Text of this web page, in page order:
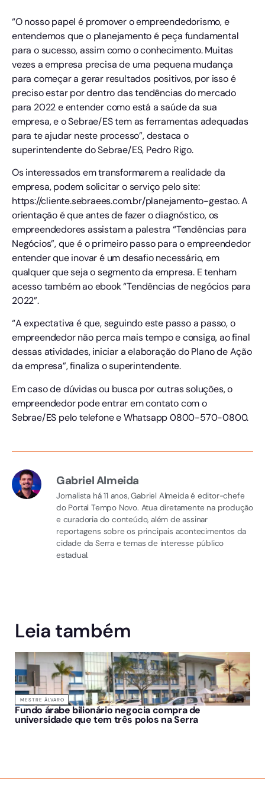
“O nosso papel é promover o empreendedorismo, e
entendemos que o planejamento é peça fundamental
para o sucesso, assim como o conhecimento. Muitas
vezes a empresa precisa de uma pequena mudança
para começar a gerar resultados positivos, por isso é
preciso estar por dentro das tendências do mercado
para 2022 e entender como está a saúde da sua
empresa, e o Sebrae/ES tem as ferramentas adequadas
para te ajudar neste processo”, destaca o
superintendente do Sebrae/ES, Pedro Rigo.
Os interessados em transformarem a realidade da
empresa, podem solicitar o serviço pelo site:
https://cliente.sebraees.com.br/planejamento-gestao. A
orientação é que antes de fazer o diagnóstico, os
empreendedores assistam a palestra “Tendências para
Negócios”, que é o primeiro passo para o empreendedor
entender que inovar é um desafio necessário, em
qualquer que seja o segmento da empresa. E tenham
acesso também ao ebook “Tendências de negócios para
2022”.
“A expectativa é que, seguindo este passo a passo, o
empreendedor não perca mais tempo e consiga, ao final
dessas atividades, iniciar a elaboração do Plano de Ação
da empresa”, finaliza o superintendente.
Em caso de dúvidas ou busca por outras soluções, o
empreendedor pode entrar em contato com o
Sebrae/ES pelo telefone e Whatsapp 0800-570-0800.
Gabriel Almeida
Jornalista há 11 anos, Gabriel Almeida é editor-chefe
do Portal Tempo Novo. Atua diretamente na produção
e curadoria do conteúdo, além de assinar
reportagens sobre os principais acontecimentos da
cidade da Serra e temas de interesse público
estadual.
Leia também
MESTRE ÁLVARO
Fundo árabe bilionário negocia compra de
universidade que tem três polos na Serra